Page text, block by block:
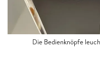
Die Bedienknöpfe